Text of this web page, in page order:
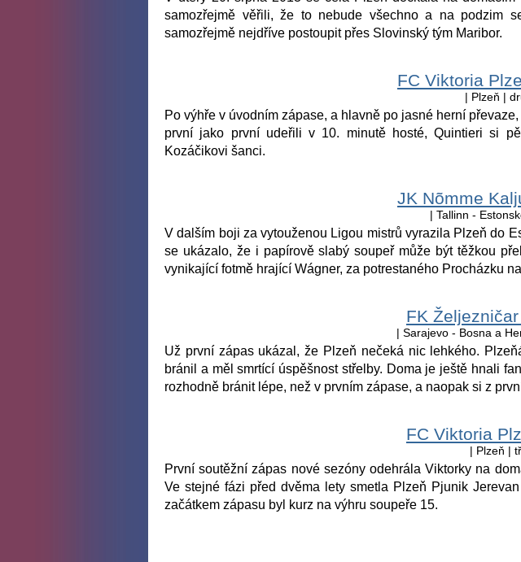
samozřejmě věřili, že to nebude všechno a na podzim
samozřejmě nejdříve postoupit přes Slovinský tým Maribor.
FC Viktoria
| Plzeň |
Po výhře v úvodním zápase, a hlavně po jasné herní
první jako první udeřili v 10. minutě hosté, Quintieri si
Kozáčikovi šanci.
JK Nõmme
| Tallinn -
V dalším boji za vytouženou Ligou mistrů vyrazila Plzeň do
se ukázalo, že i papírově slabý soupeř může být těžkou
vynikající fotmě hrající Wágner, za potrestaného Procházku
FK
| Sarajevo - Bosna a
Už první zápas ukázal, že Plzeň nečeká nic lehkého.
bránil a měl smrtící úspěšnost střelby. Doma je ještě hnali
rozhodně bránit lépe, než v prvním zápase, a naopak si z
FC Viktoria
| Plzeň |
První soutěžní zápas nové sezóny odehrála Viktorky na
Ve stejné fázi před dvěma lety smetla Plzeň Pjunik
začátkem zápasu byl kurz na výhru soupeře 15.